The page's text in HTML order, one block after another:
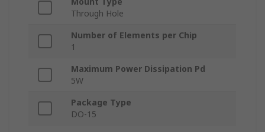
Through Hole
Number of Elements per Chip
1
Maximum Power Dissipation Pd
5W
Package Type
DO-15